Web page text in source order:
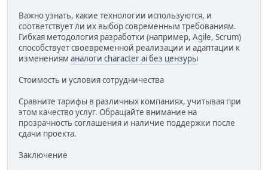
Важно узнать, какие технологии используются, и
соответствует ли их выбор современным требованиям.
Гибкая методология разработки (например, Agile, Scrum)
способствует своевременной реализации и адаптации к
изменениям аналоги character ai без цензуры
Стоимость и условия сотрудничества
Сравните тарифы в различных компаниях, учитывая при
этом качество услуг. Обращайте внимание на
прозрачность соглашения и наличие поддержки после
сдачи проекта.
Заключение